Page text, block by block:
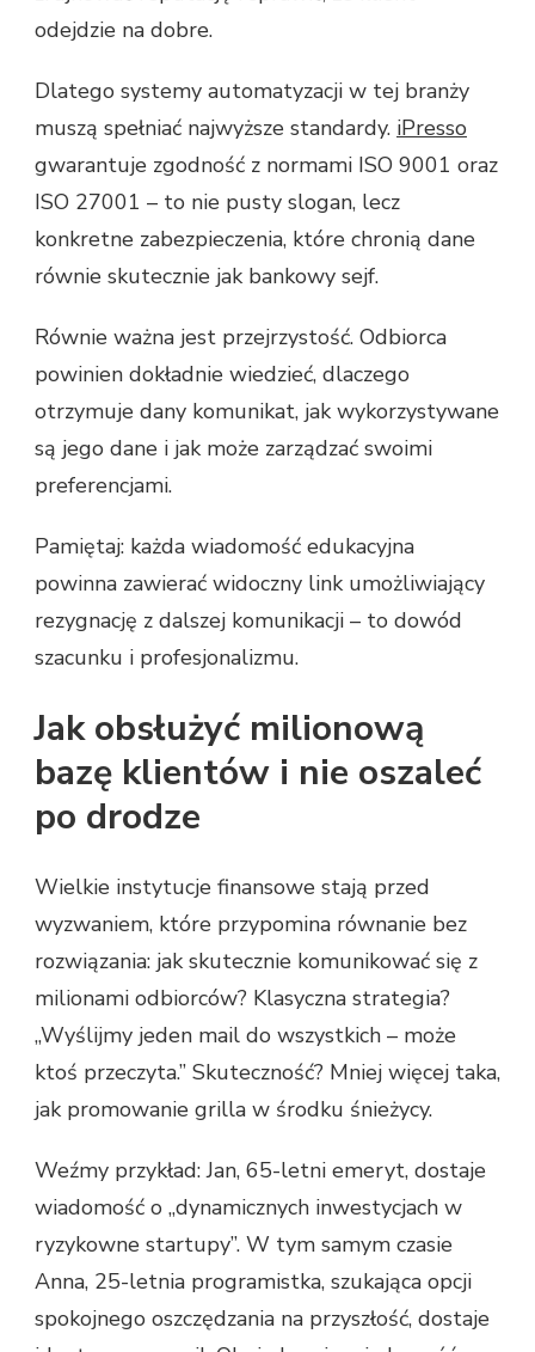
odejdzie na dobre.
Dlatego systemy automatyzacji w tej branży
muszą spełniać najwyższe standardy. iPresso
gwarantuje zgodność z normami ISO 9001 oraz
ISO 27001 – to nie pusty slogan, lecz
konkretne zabezpieczenia, które chronią dane
równie skutecznie jak bankowy sejf.
Równie ważna jest przejrzystość. Odbiorca
powinien dokładnie wiedzieć, dlaczego
otrzymuje dany komunikat, jak wykorzystywane
są jego dane i jak może zarządzać swoimi
preferencjami.
Pamiętaj: każda wiadomość edukacyjna
powinna zawierać widoczny link umożliwiający
rezygnację z dalszej komunikacji – to dowód
szacunku i profesjonalizmu.
Jak obsłużyć milionową
bazę klientów i nie oszaleć
po drodze
Wielkie instytucje finansowe stają przed
wyzwaniem, które przypomina równanie bez
rozwiązania: jak skutecznie komunikować się z
milionami odbiorców? Klasyczna strategia?
„Wyślijmy jeden mail do wszystkich – może
ktoś przeczyta.” Skuteczność? Mniej więcej taka,
jak promowanie grilla w środku śnieżycy.
Weźmy przykład: Jan, 65-letni emeryt, dostaje
wiadomość o „dynamicznych inwestycjach w
ryzykowne startupy”. W tym samym czasie
Anna, 25-letnia programistka, szukająca opcji
spokojnego oszczędzania na przyszłość, dostaje